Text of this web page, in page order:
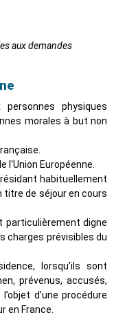
aux demandes
personnes physiques
morales à but non
Européenne.
habituellement
titre de séjour en cours
particulièrement digne
charges prévisibles du
lorsqu’ils sont
prévenus, accusés,
d’une procédure
en France.